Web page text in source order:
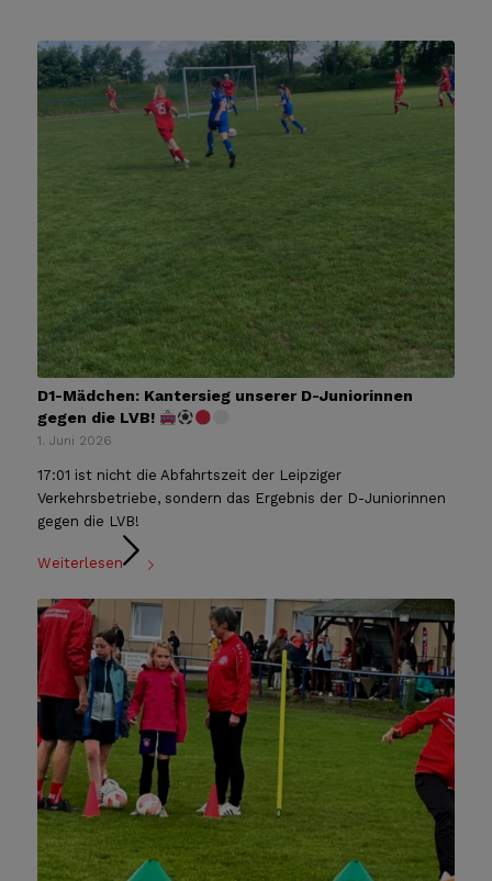
D1-Mädchen: Kantersieg unserer D-Juniorinnen
gegen die LVB!
1. Juni 2026
17:01 ist nicht die Abfahrtszeit der Leipziger
Verkehrsbetriebe, sondern das Ergebnis der D-Juniorinnen
gegen die LVB!
Weiterlesen